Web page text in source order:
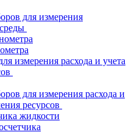
для измерения
измерения расхода и учета
для измерения расхода и
ресурсов
жидкости